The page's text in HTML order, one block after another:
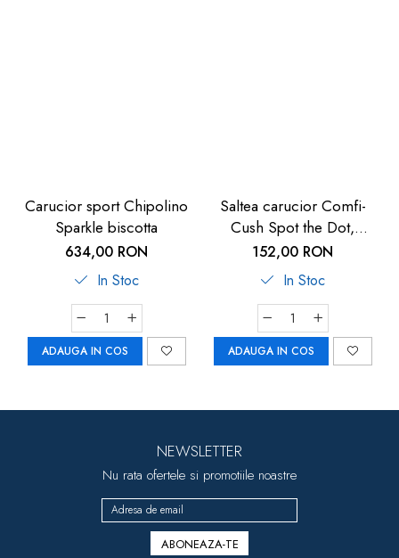
Carucior sport Chipolino
Sparkle biscotta
634,00 RON
In Stoc
ADAUGA IN COS
Saltea carucior Comfi-
Cush Spot the Dot,
841127
152,00 RON
In Stoc
ADAUGA IN COS
NEWSLETTER
Nu rata ofertele si promotiile noastre